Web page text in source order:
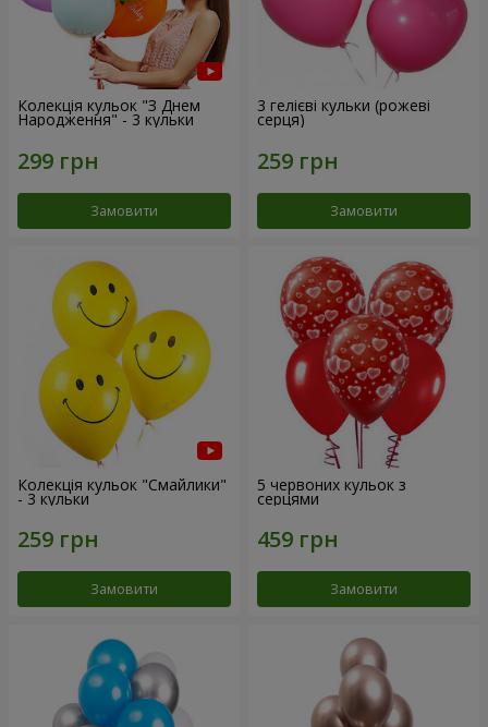
Колекція кульок "З Днем
Народження" - 3 кульки
Замовити
3 гелієві кульки (рожеві
серця)
Замовити
Колекція кульок "Смайлики"
- 3 кульки
Замовити
5 червоних кульок з
серцями
Замовити